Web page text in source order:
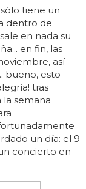
tiene un
dentro de
en nada su
en fin, las
así
bueno, esto
tras
la semana
un día: el 9
concierto en